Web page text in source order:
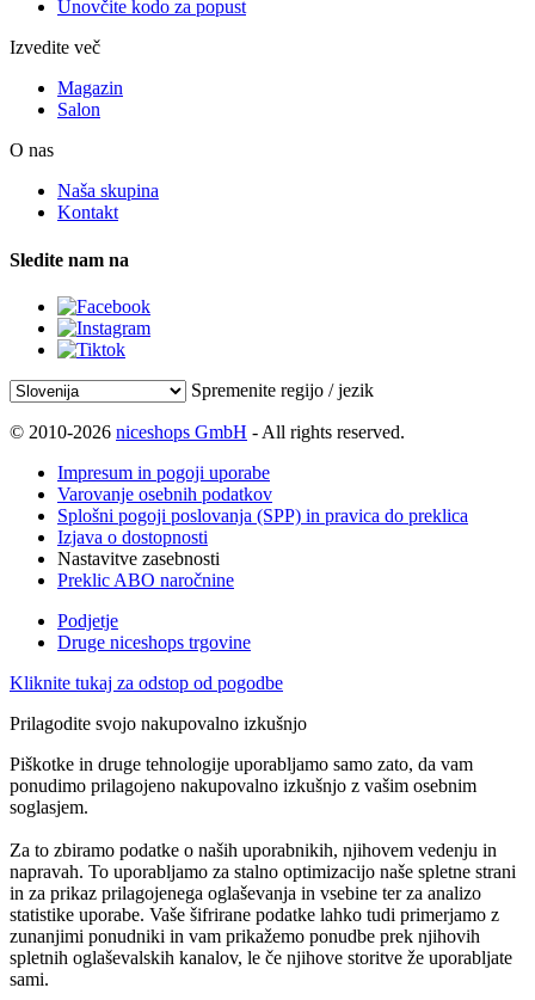
Unovčite kodo za popust
Izvedite več
Magazin
Salon
O nas
Naša skupina
Kontakt
Sledite nam na
Spremenite regijo / jezik
© 2010-2026 niceshops GmbH - All rights reserved.
Impresum in pogoji uporabe
Varovanje osebnih podatkov
Splošni pogoji poslovanja (SPP) in pravica do preklica
Izjava o dostopnosti
Nastavitve zasebnosti
Preklic ABO naročnine
Podjetje
Druge niceshops trgovine
Kliknite tukaj za odstop od pogodbe
Prilagodite svojo nakupovalno izkušnjo
Piškotke in druge tehnologije uporabljamo samo zato, da vam
ponudimo prilagojeno nakupovalno izkušnjo z vašim osebnim
soglasjem.
Za to zbiramo podatke o naših uporabnikih, njihovem vedenju in
napravah. To uporabljamo za stalno optimizacijo naše spletne strani
in za prikaz prilagojenega oglaševanja in vsebine ter za analizo
statistike uporabe. Vaše šifrirane podatke lahko tudi primerjamo z
zunanjimi ponudniki in vam prikažemo ponudbe prek njihovih
spletnih oglaševalskih kanalov, le če njihove storitve že uporabljate
sami.